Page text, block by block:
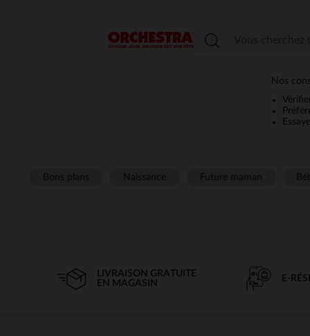
Menu
Nos
LIVRAISON GRATUITE
EN MAGASIN
E-